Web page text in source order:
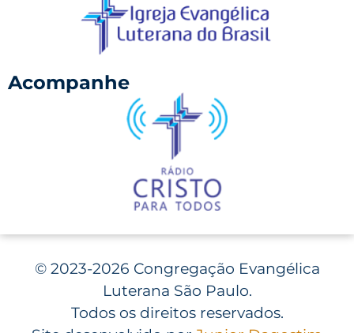
Acompanhe
©2023-2026 Congregação Evangélica
Luterana São Paulo.
Todos os direitos reservados.